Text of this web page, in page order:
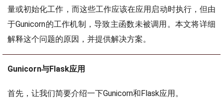
量或初始化工作，而这些工作应该在应用启动时执行，但由
于Gunicorn的工作机制，导致主函数未被调用。本文将详细
解释这个问题的原因，并提供解决方案。
Gunicorn与Flask应用
首先，让我们简要介绍一下Gunicorn和Flask应用。